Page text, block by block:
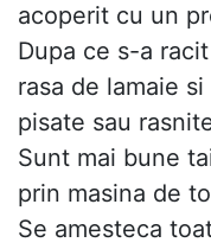
acoperit cu un
Dupa ce s-a
rasa de lamaie
pisate sau
Sunt mai bune
prin masina de
Se amesteca